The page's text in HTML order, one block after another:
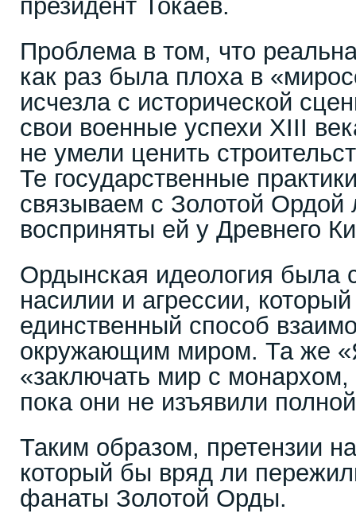
президент Токаев.
Проблема в том, что
как раз была плоха в
исчезла с исторической
свои военные успехи XIII
не умели ценить
Те государственные
связываем с Золотой
восприняты ей у Древнего
Ордынская идеология была
насилии и агрессии,
единственный способ
окружающим миром. Та же
«заключать мир с
пока они не изъявили
Таким образом, претензии
который бы вряд ли
фанаты Золотой Орды.